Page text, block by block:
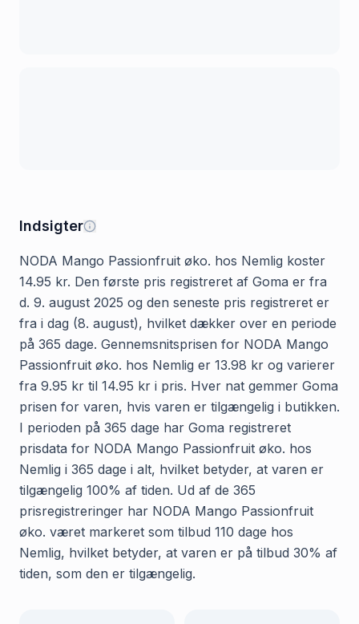
Indsigter
NODA Mango Passionfruit øko. hos Nemlig koster
14.95 kr. Den første pris registreret af Goma er fra
d. 9. august 2025 og den seneste pris registreret er
fra i dag (8. august), hvilket dækker over en periode
på 365 dage. Gennemsnitsprisen for NODA Mango
Passionfruit øko. hos Nemlig er 13.98 kr og varierer
fra 9.95 kr til 14.95 kr i pris. Hver nat gemmer Goma
prisen for varen, hvis varen er tilgængelig i butikken.
I perioden på 365 dage har Goma registreret
prisdata for NODA Mango Passionfruit øko. hos
Nemlig i 365 dage i alt, hvilket betyder, at varen er
tilgængelig 100% af tiden. Ud af de 365
prisregistreringer har NODA Mango Passionfruit
øko. været markeret som tilbud 110 dage hos
Nemlig, hvilket betyder, at varen er på tilbud 30% af
tiden, som den er tilgængelig.